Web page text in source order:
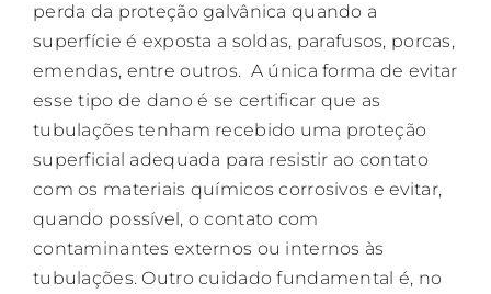
perda da proteção galvânica quando a
superfície é exposta a soldas, parafusos, porcas,
emendas, entre outros. A única forma de evitar
esse tipo de dano é se certificar que as
tubulações tenham recebido uma proteção
superficial adequada para resistir ao contato
com os materiais químicos corrosivos e evitar,
quando possível, o contato com
contaminantes externos ou internos às
tubulações. Outro cuidado fundamental é, no